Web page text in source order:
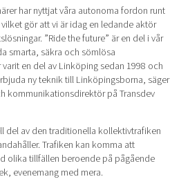
har nyttjat våra autonoma fordon runt
gör att vi är idag en ledande aktör
”Ride the future” är en del i vår
smarta, säkra och sömlösa
en del av Linköping sedan 1998 och
ny teknik till Linköpingsborna, säger
kommunikationsdirektör på Transdev
del av den traditionella kollektivtrafiken
Trafiken kan komma att
olika tillfällen beroende på pågående
evenemang med mera.